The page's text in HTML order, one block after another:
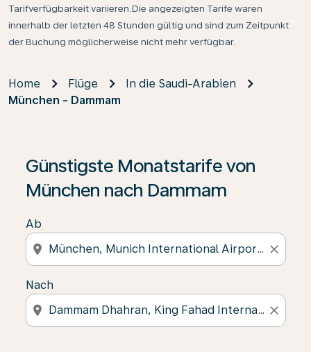
Tarifverfügbarkeit variieren.Die angezeigten Tarife waren
innerhalb der letzten 48 Stunden gültig und sind zum Zeitpunkt
der Buchung möglicherweise nicht mehr verfügbar.
Home Flüge
In die Saudi-Arabien
München - Dammam
Günstigste Monatstarife von
München nach Dammam
Ab
location_on close
Nach
location_on close